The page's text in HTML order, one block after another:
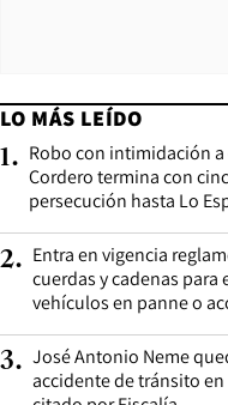
LO MÁS LEÍDO
1. Robo con intimidación
Cordero termina con
persecución hasta Lo
2. Entra en vigencia
cuerdas y cadenas para
vehículos en panne o
3. José Antonio Neme
accidente de tránsito en